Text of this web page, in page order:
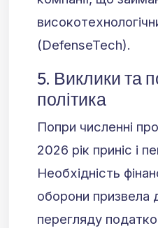
(DefenseTech).
5. Виклики та
політика
Попри численні
2026 рік приніс і
Необхідність
оборони призвела
перегляду